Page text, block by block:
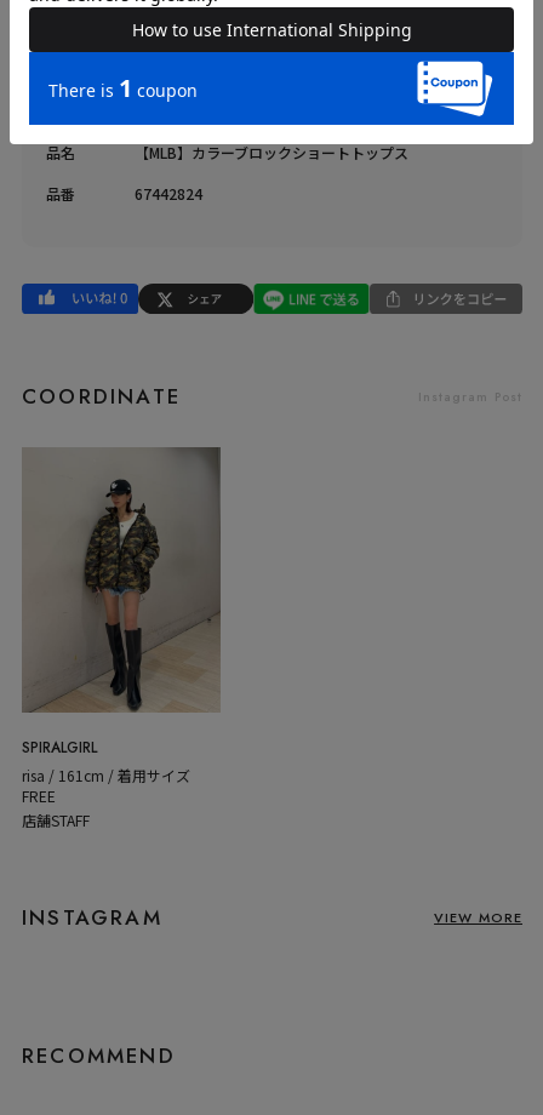
中国
品名
【MLB】カラーブロックショートトップス
品番
67442824
COORDINATE Instagram Post
SPIRALGIRL
risa / 161cm / 着用サイズ
FREE
店舗STAFF
INSTAGRAM VIEW MORE
RECOMMEND